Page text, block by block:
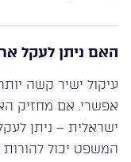
האם ניתן לעקל
עיקול ישיר קשה
אפשרי. אם מחזיק
ישראלית – ניתן
המשפט יכול